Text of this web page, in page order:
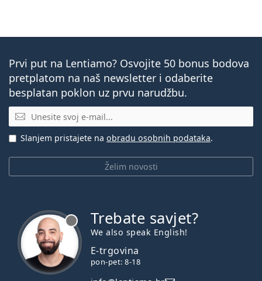
Prvi put na Lentiamo? Osvojite 50 bonus bodova
pretplatom na naš newsletter i odaberite
besplatan poklon uz prvu narudžbu.
E-mail
Želim novosti
Slanjem pristajete na obradu osobnih podataka.
Trebate savjet?
We also speak English!
E-trgovina
pon-pet: 8-18